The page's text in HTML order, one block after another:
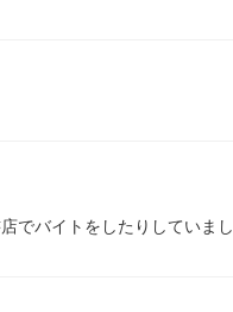
でバイトをしたりしていまし